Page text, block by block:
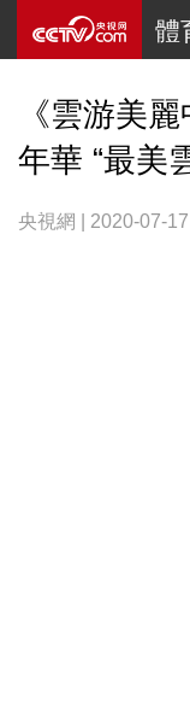
體
《雲游美
年華 “最美
央視網 | 2020-07-17